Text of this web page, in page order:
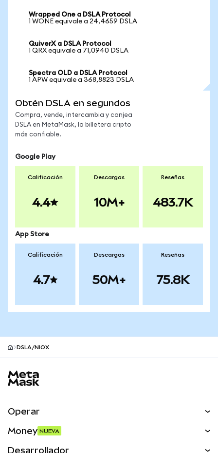
Wrapped One a DSLA Protocol
1 WONE equivale a 24,4659 DSLA
QuiverX a DSLA Protocol
1 QRX equivale a 71,0940 DSLA
Spectra OLD a DSLA Protocol
1 APW equivale a 368,8823 DSLA
Obtén DSLA en segundos
Compra, vende, intercambia y canjea
DSLA en MetaMask, la billetera cripto
más confiable.
Google Play
Calificación
4.4
Descargas
10M+
Reseñas
483.7K
App Store
Calificación
4.7
Descargas
50M+
Reseñas
75.8K
DSLA/NIOX
Operar
Money NUEVA
Desarrollador